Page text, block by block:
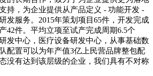
持，为企业提供从产品定义 - 功能开发 -
发服务。2015年策划项目65件，开发完成
42件。平均立项至试产完成周期6.5个
发中心，医疗设备研发中心，从事基础数
配置可以为年产值3亿上民营品牌整包配
没有达到该层级的企业，我们具有不对称